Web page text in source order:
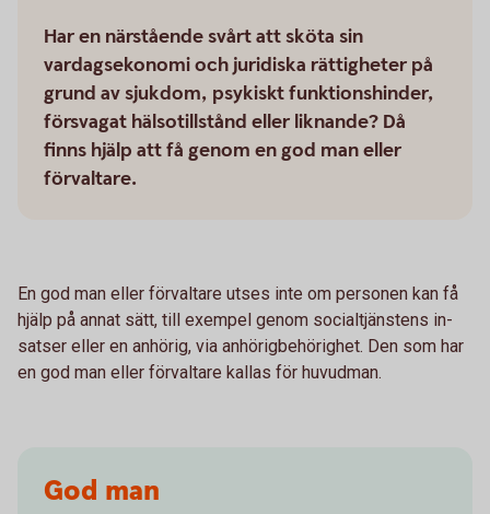
Har en närstående svårt att sköta sin
vardagsekonomi och juridiska rättigheter på
grund av sjukdom, psykiskt funktionshinder,
försvagat hälsotillstånd eller liknande? Då
finns hjälp att få genom en god man eller
förvaltare.
En god man eller förvaltare utses inte om personen kan få
hjälp på annat sätt, till exempel genom social­tjänstens in­
satser eller en anhörig, via anhörigbehörighet. Den som har
en god man eller förvaltare kallas för huvudman.
God man